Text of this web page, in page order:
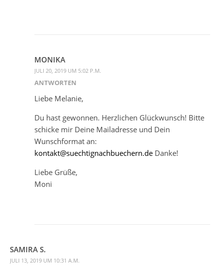
MONIKA
JULI 20, 2019 UM 5:02 P.M.
ANTWORTEN
Liebe Melanie,
Du hast gewonnen. Herzlichen Glückwunsch! Bitte
schicke mir Deine Mailadresse und Dein
Wunschformat an:
kontakt@suechtignachbuechern.de Danke!
Liebe Grüße,
Moni
SAMIRA S.
JULI 13, 2019 UM 10:31 A.M.